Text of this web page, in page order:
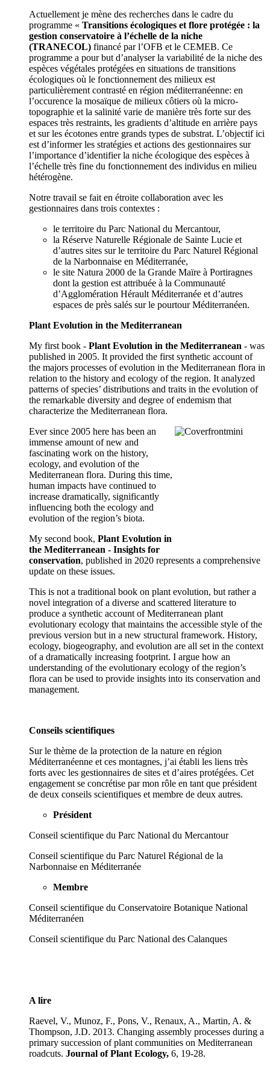
Actuellement je mène des recherches dans le cadre du
programme « Transitions écologiques et flore protégée : la
gestion conservatoire à l’échelle de la niche
(TRANECOL) financé par l’OFB et le CEMEB. Ce
programme a pour but d’analyser la variabilité de la niche des
espèces végétales protégées en situations de transitions
écologiques où le fonctionnement des milieux est
particulièrement contrasté en région méditerranéenne: en
l’occurence la mosaïque de milieux côtiers où la micro-
topographie et la salinité varie de manière très forte sur des
espaces très restraints, les gradients d’altitude en arrière pays
et sur les écotones entre grands types de substrat. L’objectif ici
est d’informer les stratégies et actions des gestionnaires sur
l’importance d’identifier la niche écologique des espèces à
l’échelle très fine du fonctionnement des individus en milieu
hétérogène.
Notre travail se fait en étroite collaboration avec les
gestionnaires dans trois contextes :
le territoire du Parc National du Mercantour,
la Réserve Naturelle Régionale de Sainte Lucie et
d’autres sites sur le territoire du Parc Naturel Régional
de la Narbonnaise en Méditerranée,
le site Natura 2000 de la Grande Maïre à Portiragnes
dont la gestion est attribuée à la Communauté
d’Agglomération Hérault Méditerranée et d’autres
espaces de près salés sur le pourtour Méditerranéen.
Plant Evolution in the Mediterranean
My first book - Plant Evolution in the Mediterranean - was
published in 2005. It provided the first synthetic account of
the majors processes of evolution in the Mediterranean flora in
relation to the history and ecology of the region. It analyzed
patterns of species’ distributions and traits in the evolution of
the remarkable diversity and degree of endemism that
characterize the Mediterranean flora.
Ever since 2005 here has been an
immense amount of new and
fascinating work on the history,
ecology, and evolution of the
Mediterranean flora. During this time,
human impacts have continued to
increase dramatically, significantly
influencing both the ecology and
evolution of the region’s biota.
My second book, Plant Evolution in
the Mediterranean - Insights for
conservation, published in 2020 represents a comprehensive
update on these issues.
This is not a traditional book on plant evolution, but rather a
novel integration of a diverse and scattered literature to
produce a synthetic account of Mediterranean plant
evolutionary ecology that maintains the accessible style of the
previous version but in a new structural framework. History,
ecology, biogeography, and evolution are all set in the context
of a dramatically increasing footprint. I argue how an
understanding of the evolutionary ecology of the region’s
flora can be used to provide insights into its conservation and
management.
Conseils scientifiques
Sur le thème de la protection de la nature en région
Méditerranéenne et ces montagnes, j’ai établi les liens très
forts avec les gestionnaires de sites et d’aires protégées. Cet
engagement se concrétise par mon rôle en tant que président
de deux conseils scientifiques et membre de deux autres.
Président
Conseil scientifique du Parc National du Mercantour
Conseil scientifique du Parc Naturel Régional de la
Narbonnaise en Méditerranée
Membre
Conseil scientifique du Conservatoire Botanique National
Méditerranéen
Conseil scientifique du Parc National des Calanques
A lire
Raevel, V., Munoz, F., Pons, V., Renaux, A., Martin, A. &
Thompson, J.D. 2013. Changing assembly processes during a
primary succession of plant communities on Mediterranean
roadcuts. Journal of Plant Ecology, 6, 19-28.